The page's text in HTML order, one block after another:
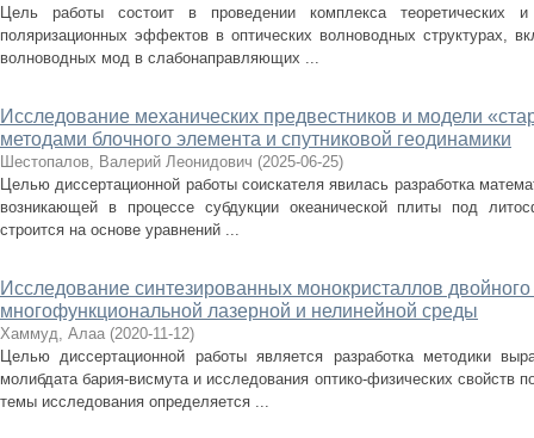
Цель работы состоит в проведении комплекса теоретических и
поляризационных эффектов в оптических волноводных структурах,
волноводных мод в слабонаправляющих ...
Исследование механических предвестников и модели
методами блочного элемента и спутниковой геодинамики
Шестопалов, Валерий Леонидович (2025-06-25)
Целью диссертационной работы соискателя явилась разработка
возникающей в процессе субдукции океанической плиты под
строится на основе уравнений ...
Исследование синтезированных монокристаллов
многофункциональной лазерной и нелинейной среды
Хаммуд, Алаа (2020-11-12)
Целью диссертационной работы является разработка методики
молибдата бария-висмута и исследования оптико-физических свойств
темы исследования определяется ...